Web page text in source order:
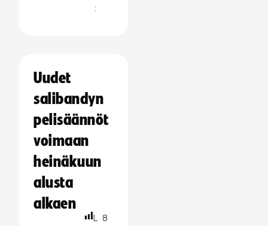
:
Uudet
salibandyn
pelisäännöt
voimaan
heinäkuun
alusta
alkaen
L 8